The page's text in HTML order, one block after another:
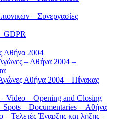
– Συνεργασίες
GDPR
Αθήνα 2004
– Αθήνα 2004 –
Αθήνα 2004 – Πίνακας
Video – Opening and Closing
Spots – Documentaries – Αθήνα
– Τελετές Έναρξης και λήξης –